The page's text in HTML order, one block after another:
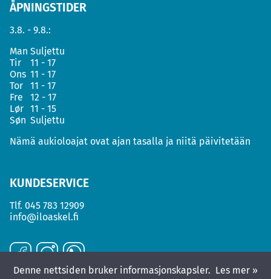
ÅPNINGSTIDER
3.8. - 9.8.:
Man Suljettu
Tir
11 - 17
Ons 11 - 17
Tor
11 - 17
Fre
12 - 17
Lør 11 - 15
Søn Suljettu
Nämä aukioloajat ovat ajan tasalla ja niitä päivitetään
KUNDESERVICE
Tlf. 045 783 12909
info@iloaskel.fi
Denne nettsiden bruker informasjonskapsler. Les mer »